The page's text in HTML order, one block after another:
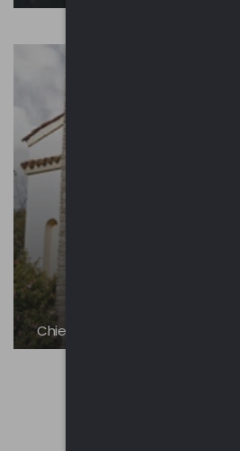
Chiesetta di Maria Immacolata